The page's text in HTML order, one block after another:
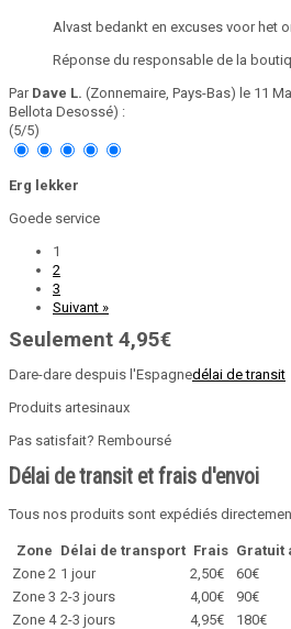
Alvast bedankt en excuses voor het
Réponse du responsable de la
Par Dave L. (Zonnemaire, Pays-Bas) le 11
Bellota Desossé) :
(5/5)
Erg lekker
Goede service
1
2
3
Suivant »
Seulement 4,95€
Dare-dare despuis l'Espagnedélai de transit
Produits artesinaux
Pas satisfait? Remboursé
Délai de transit et frais d'envoi
Tous nos produits sont expédiés
Zone Délai de transport Frais Gratuit
Zone 2 1 jour 2,50€
60€
Zone 3 2-3 jours 4,00€
90€
Zone 4 2-3 jours 4,95€
180€